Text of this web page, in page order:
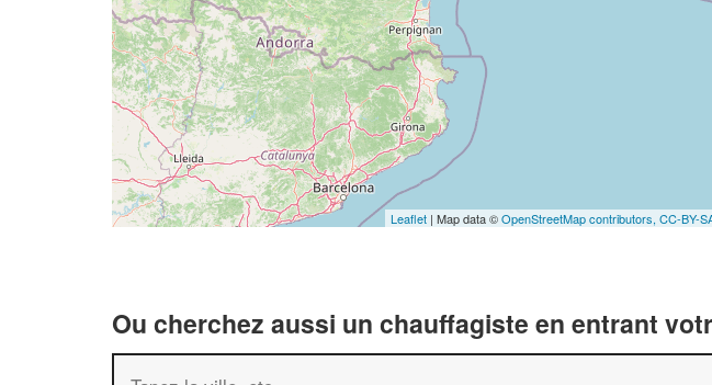
Leaflet | Map data ©OpenStreetMap contributors, CC-BY-
Ou cherchez aussi un chauffagiste en entrant